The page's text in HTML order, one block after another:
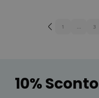
1 ... 3
10% Sconto